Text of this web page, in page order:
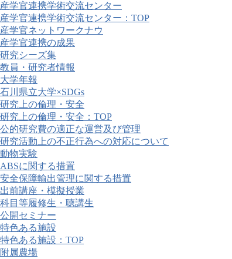
産学官連携学術交流センター
産学官連携学術交流センター：TOP
産学官ネットワークナウ
産学官連携の成果
研究シーズ集
教員・研究者情報
大学年報
石川県立大学×SDGs
研究上の倫理・安全
研究上の倫理・安全：TOP
公的研究費の適正な運営及び管理
研究活動上の不正行為への対応について
動物実験
ABSに関する措置
安全保障輸出管理に関する措置
出前講座・模擬授業
科目等履修生・聴講生
公開セミナー
特色ある施設
特色ある施設：TOP
附属農場